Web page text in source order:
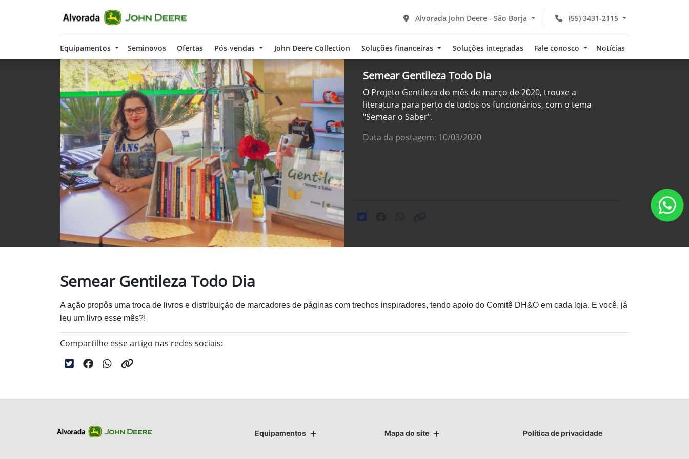
(55) 3431-2115
Alvorada John Deere - São Borja
Equipamentos Seminovos Ofertas Pós-vendas John Deere Collection Soluções financeiras Soluções integradas Fale conosco Notícias
Semear Gentileza Todo Dia
O Projeto Gentileza do mês de março de 2020, trouxe a
literatura para perto de todos os funcionários, com o tema
"Semear o Saber".
Data da postagem: 10/03/2020
Semear Gentileza Todo Dia
A ação propôs uma troca de livros e distribuição de marcadores de páginas com trechos inspiradores, tendo apoio do Comitê DH&O em cada loja. E você, já
leu um livro esse mês?!
Compartilhe esse artigo nas redes sociais:
Equipamentos Mapa do site Política de privacidade